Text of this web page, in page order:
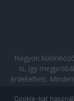
Nagyon
is, így
érdekelheti.
Cookie-kat